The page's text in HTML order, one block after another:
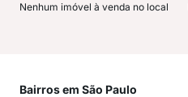
Nenhum imóvel à venda no local
Bairros em São Paulo